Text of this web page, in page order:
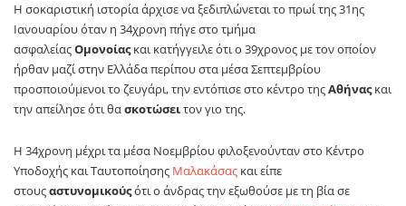
Η σοκαριστική ιστορία άρχισε να ξεδιπλώνεται το πρωί της 31ης
Ιανουαρίου όταν η 34χρονη πήγε στο τμήμα
ασφαλείαςΟμονοίαςκαι κατήγγειλε ότι ο 39χρονος με τον οποίον
ήρθαν μαζί στην Ελλάδα περίπου στα μέσα Σεπτεμβρίου
προσποιούμενοι το ζευγάρι, την εντόπισε στο κέντρο τηςΑθήναςκαι
την απείλησε ότι θασκοτώσειτον γιο της.
Η 34χρονη μέχρι τα μέσα Νοεμβρίου φιλοξενούνταν στο Κέντρο
Υποδοχής και Ταυτοποίησης Μαλακάσας και είπε
στουςαστυνομικούςότι ο άνδρας την εξωθούσε με τη βία σε